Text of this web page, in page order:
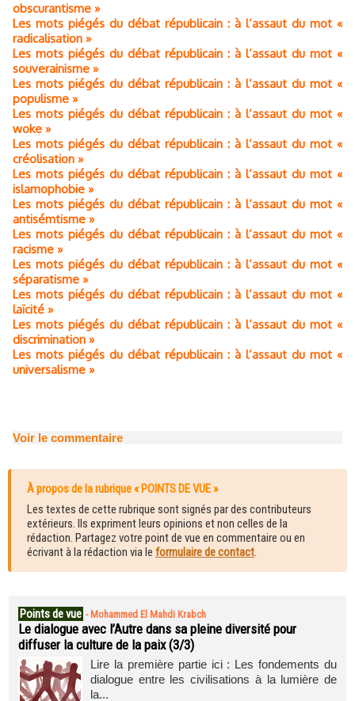
obscurantisme »
Les mots piégés du débat républicain : à l’assaut du mot «
radicalisation »
Les mots piégés du débat républicain : à l’assaut du mot «
souverainisme »
Les mots piégés du débat républicain : à l’assaut du mot «
populisme »
Les mots piégés du débat républicain : à l’assaut du mot «
woke »
Les mots piégés du débat républicain : à l’assaut du mot «
créolisation »
Les mots piégés du débat républicain : à l’assaut du mot «
islamophobie »
Les mots piégés du débat républicain : à l’assaut du mot «
antisémtisme »
Les mots piégés du débat républicain : à l’assaut du mot «
racisme »
Les mots piégés du débat républicain : à l’assaut du mot «
séparatisme »
Les mots piégés du débat républicain : à l’assaut du mot «
laïcité »
Les mots piégés du débat républicain : à l’assaut du mot «
discrimination »
Les mots piégés du débat républicain : à l’assaut du mot «
universalisme »
Voir le commentaire
À propos de la rubrique « POINTS DE VUE »
Les textes de cette rubrique sont signés par des contributeurs
extérieurs. Ils expriment leurs opinions et non celles de la
rédaction. Partagez votre point de vue en commentaire ou en
écrivant à la rédaction via le formulaire de contact.
Points de vue - Mohammed El Mahdi Krabch
Le dialogue avec l’Autre dans sa pleine diversité pour
diffuser la culture de la paix (3/3)
Lire la première partie ici : Les fondements du
dialogue entre les civilisations à la lumière de
la...